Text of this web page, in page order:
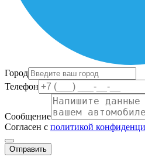
Город
Телефон
Сообщение
Согласен с политикой
Отправить